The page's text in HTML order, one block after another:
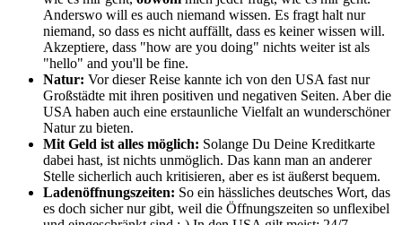
Anderswo will es auch niemand wissen. Es fragt halt nur
niemand, so dass es nicht auffällt, dass es keiner wissen will.
Akzeptiere, dass "how are you doing" nichts weiter ist als
"hello" and you'll be fine.
Natur: Vor dieser Reise kannte ich von den USA fast nur
Großstädte mit ihren positiven und negativen Seiten. Aber die
USA haben auch eine erstaunliche Vielfalt an wunderschöner
Natur zu bieten.
Mit Geld ist alles möglich: Solange Du Deine Kreditkarte
dabei hast, ist nichts unmöglich. Das kann man an anderer
Stelle sicherlich auch kritisieren, aber es ist äußerst bequem.
Ladenöffnungszeiten: So ein hässliches deutsches Wort, das
es doch sicher nur gibt, weil die Öffnungszeiten so unflexibel